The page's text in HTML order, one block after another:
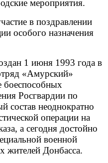
мероприятия.
в поздравлении
особого назначения
1 июня 1993 года в
«Амурский»
боеспособных
Росгвардии по
состав неоднократно
операции на
а сегодня достойно
военной
жителей Донбасса.